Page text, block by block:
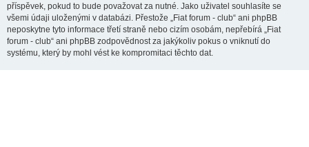
příspěvek, pokud to bude považovat za nutné. Jako uživatel souhlasíte se
všemi údaji uloženými v databázi. Přestože „Fiat forum - club“ ani phpBB
neposkytne tyto informace třetí straně nebo cizím osobám, nepřebírá „Fiat
forum - club“ ani phpBB zodpovědnost za jakýkoliv pokus o vniknutí do
systému, který by mohl vést ke kompromitaci těchto dat.